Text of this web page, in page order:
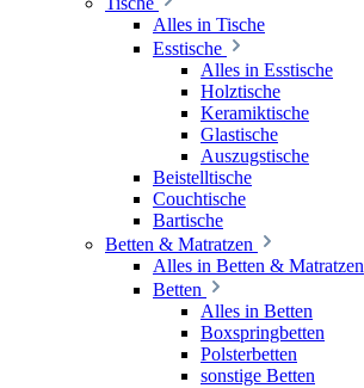
Alles in Tische
Esstische
Alles in Esstische
Holztische
Keramiktische
Glastische
Auszugstische
Beistelltische
Couchtische
Bartische
Betten & Matratzen
Alles in Betten & Matratzen
Betten
Alles in Betten
Boxspringbetten
Polsterbetten
sonstige Betten